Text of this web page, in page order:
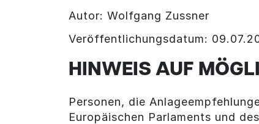
Autor: Wolfgang Zussner
Veröffentlichungsdatum:
HINWEIS AUF
Personen, die
Europäischen Parlaments und